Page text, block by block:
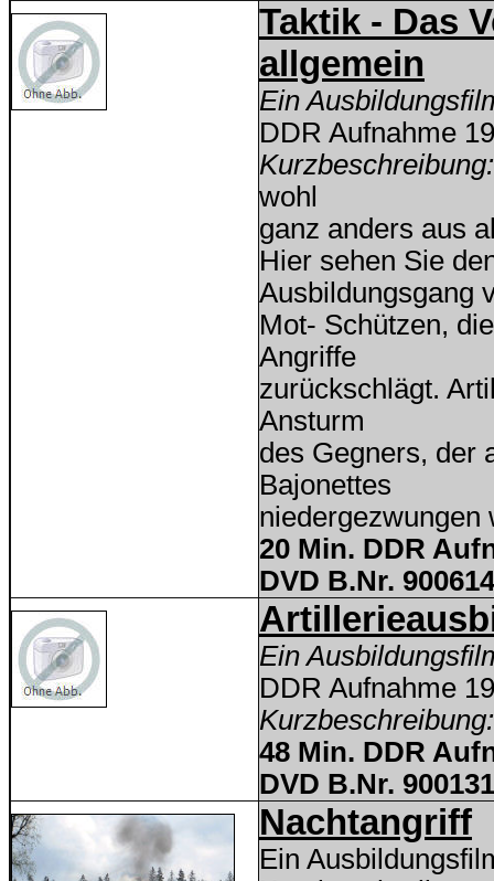
Taktik - Das
allgemein
Ein
DDR Aufnahme
wohl
ganz anders aus
Hier sehen Sie
Ausbildungsgang
Mot- Schützen,
Angriffe
zurückschlägt.
Ansturm
des Gegners, der
Bajonettes
niedergezwungen
20 Min. DDR
DVD B.Nr.
Ein
DDR Aufnahme
48 Min. DDR
DVD B.Nr.
Nachtangriff
Ein